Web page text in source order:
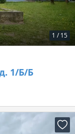
1 / 15
1/Б/Б